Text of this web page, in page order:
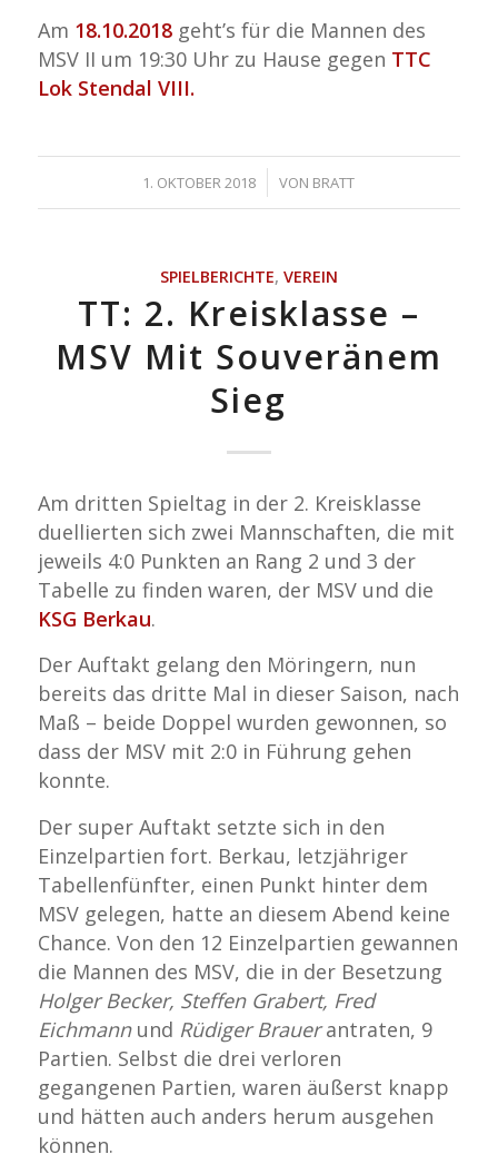
Am 18.10.2018geht’s für die Mannen des
MSV II um 19:30 Uhr zu Hause gegen TTC
Lok Stendal VIII.
1. OKTOBER 2018
/ VON BRATT
SPIELBERICHTE, VEREIN
TT: 2. Kreisklasse –
MSV Mit Souveränem
Sieg
Am dritten Spieltag in der 2. Kreisklasse
duellierten sich zwei Mannschaften, die mit
jeweils 4:0 Punkten an Rang 2 und 3 der
Tabelle zu finden waren, der MSV und die
KSG Berkau.
Der Auftakt gelang den Möringern, nun
bereits das dritte Mal in dieser Saison, nach
Maß – beide Doppel wurden gewonnen, so
dass der MSV mit 2:0 in Führung gehen
konnte.
Der super Auftakt setzte sich in den
Einzelpartien fort. Berkau, letzjähriger
Tabellenfünfter, einen Punkt hinter dem
MSV gelegen, hatte an diesem Abend keine
Chance. Von den 12 Einzelpartien gewannen
die Mannen des MSV, die in der Besetzung
Holger Becker, Steffen Grabert, Fred
Eichmannund Rüdiger Brauerantraten, 9
Partien. Selbst die drei verloren
gegangenen Partien, waren äußerst knapp
und hätten auch anders herum ausgehen
können.